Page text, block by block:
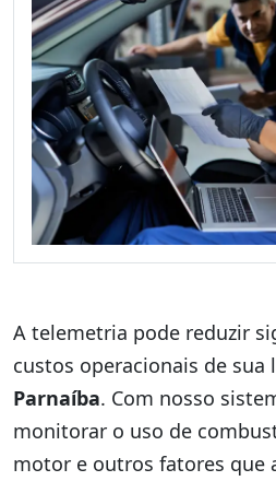
A telemetria pode reduzir
custos operacionais de sua
Parnaíba. Com nosso
monitorar o uso de
motor e outros fatores que